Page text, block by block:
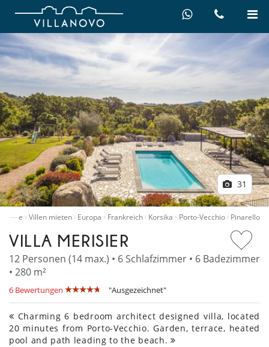
31
…
Home Villen mieten Europa Frankreich Korsika Porto-Vecchio Pinarello
VILLA MERISIER
12 Personen (14 max.) • 6 Schlafzimmer • 6 Badezimmer
• 280 m²
6 Bewertungen "Ausgezeichnet"
Charming 6 bedroom architect designed villa, located
20 minutes from Porto-Vecchio. Garden, terrace, heated
pool and path leading to the beach.